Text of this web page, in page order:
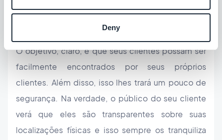
Deny
Localizador de lojas
O objetivo, claro, é que seus clientes possam ser
facilmente encontrados por seus próprios
clientes. Além disso, isso lhes trará um pouco de
segurança. Na verdade, o público do seu cliente
verá que eles são transparentes sobre suas
localizações físicas e isso sempre os tranquiliza